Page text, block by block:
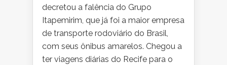
decretou a falência do Grupo
Itapemirim, que já foi a maior empresa
de transporte rodoviário do Brasil,
com seus ônibus amarelos. Chegou a
ter viagens diárias do Recife para o